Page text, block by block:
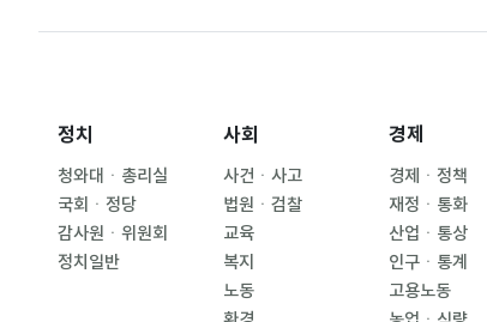
정치
청와대ㆍ총리실
국회ㆍ정당
감사원ㆍ위원회
정치일반
사회
사건ㆍ사고
법원ㆍ검찰
교육
복지
노동
경제
경제ㆍ정책
재정ㆍ통화
산업ㆍ통상
인구ㆍ통계
고용노동